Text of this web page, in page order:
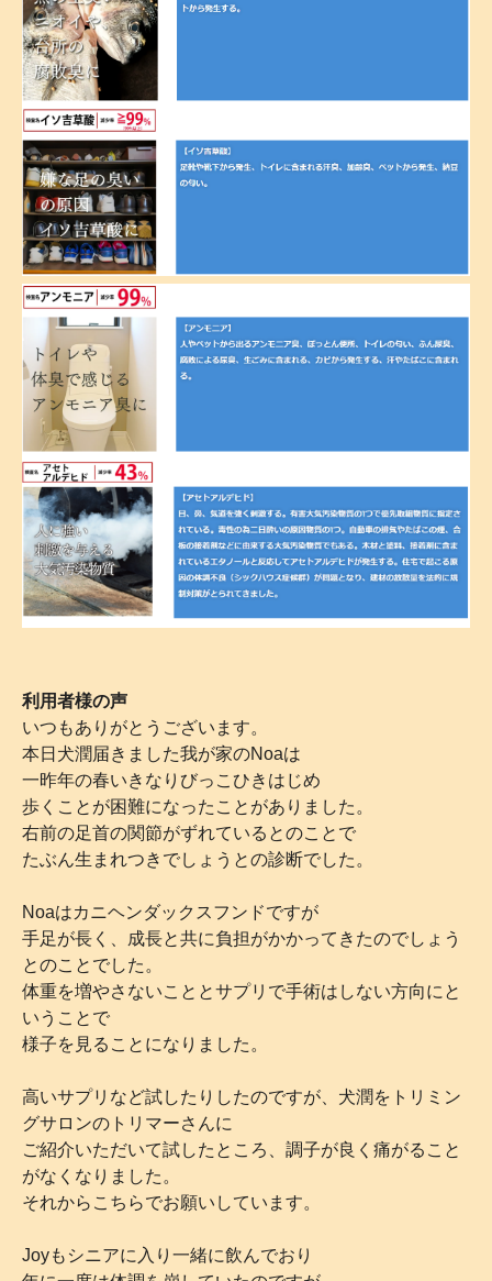
利用者様の声
いつもありがとうございます。
本日犬潤届きました我が家のNoaは
一昨年の春いきなりびっこひきはじめ
歩くことが困難になったことがありました。
右前の足首の関節がずれているとのことで
たぶん生まれつきでしょうとの診断でした。
Noaはカニヘンダックスフンドですが
手足が長く、成長と共に負担がかかってきたのでしょう
とのことでした。
体重を増やさないこととサプリで手術はしない方向にと
いうことで
様子を見ることになりました。
高いサプリなど試したりしたのですが、犬潤をトリミン
グサロンのトリマーさんに
ご紹介いただいて試したところ、調子が良く痛がること
がなくなりました。
それからこちらでお願いしています。
Joyもシニアに入り一緒に飲んでおり